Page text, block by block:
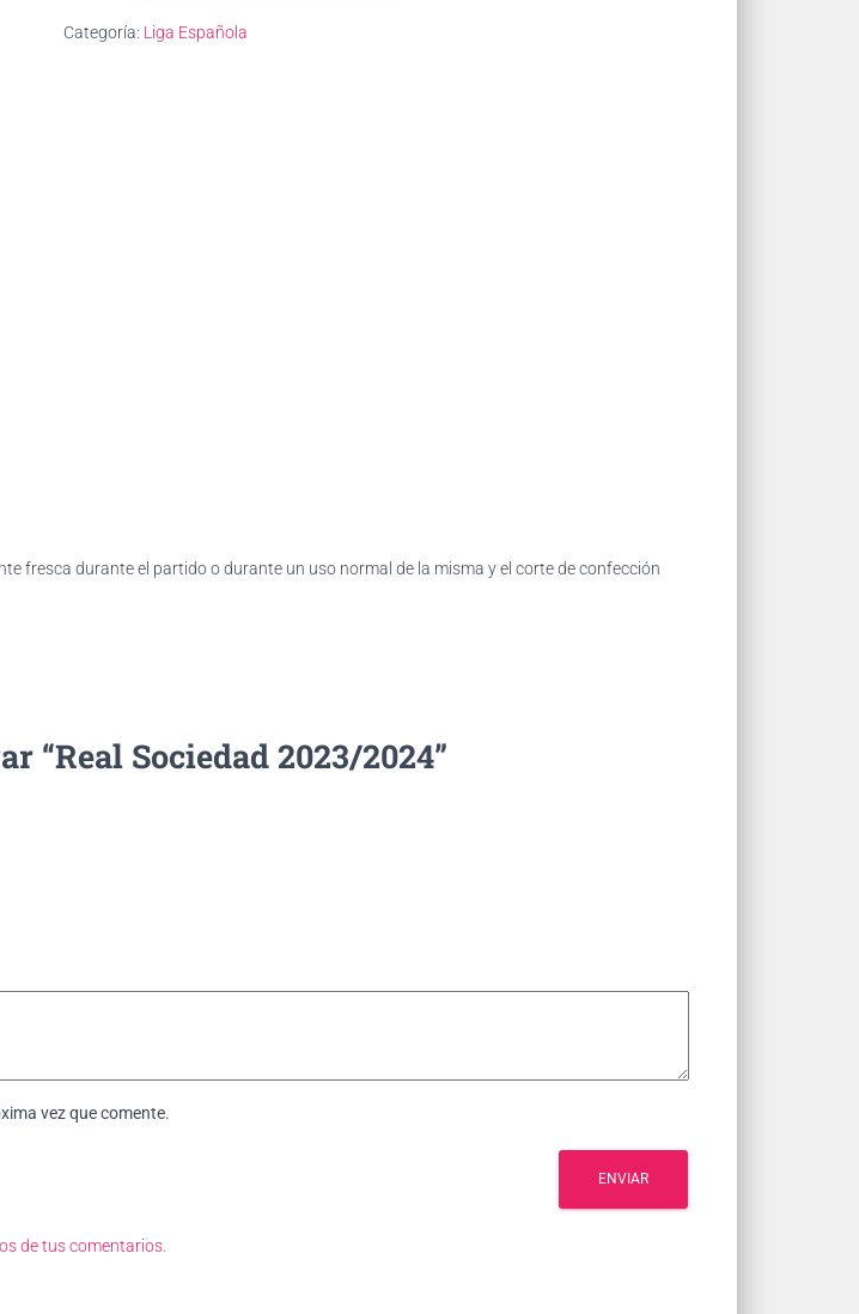
Categoría: Liga Española
fresca durante el partido o durante un uso normal de la misma y el corte de confección
“Real Sociedad 2023/2024”
vez que comente.
de tus comentarios.